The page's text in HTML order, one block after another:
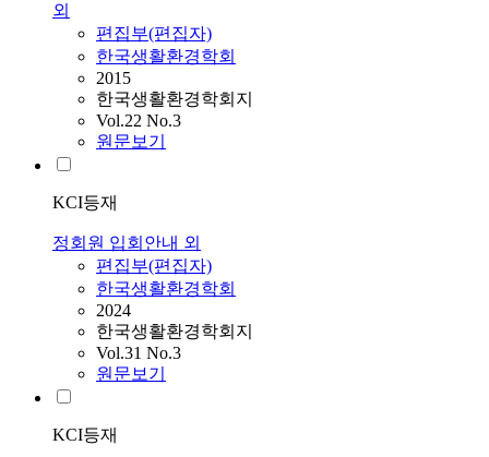
외
편집부(편집자)
한국생활환경학회
2015
한국생활환경학회지
Vol.22 No.3
원문보기
KCI등재
정회원 입회안내 외
편집부(편집자)
한국생활환경학회
2024
한국생활환경학회지
Vol.31 No.3
원문보기
KCI등재